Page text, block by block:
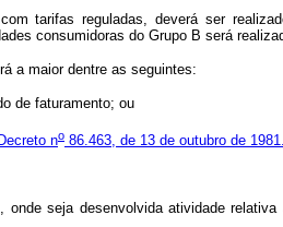
tarifas reguladas, deverá ser
consumidoras do Grupo B será
a maior dentre as seguintes:
de faturamento; ou
no 86.463, de 13 de outubro de 1981.
seja desenvolvida atividade